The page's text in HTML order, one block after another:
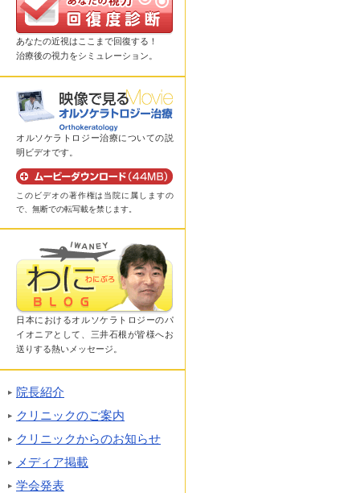
あなたの近視はここまで回復する！
治療後の視力をシミュレーション。
オルソケラトロジー治療についての説
明ビデオです。
このビデオの著作権は当院に属しますの
で、無断での転写載を禁じます。
日本におけるオルソケラトロジーのパ
イオニアとして、三井石根が皆様へお
送りする熱いメッセージ。
院長紹介
クリニックのご案内
クリニックからのお知らせ
メディア掲載
学会発表